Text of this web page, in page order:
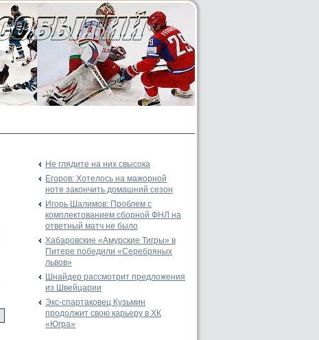
Не глядите на них свысока
Егоров: Хотелось на мажорной
ноте закончить домашний сезон
Игорь Шалимов: Проблем с
комплектованием сборной ФНЛ на
ответный матч не было
Хабаровские «Амурские Тигры» в
Питере победили «Серебряных
львов»
Шнайдер рассмотрит предложения
из Швейцарии
Экс-спартаковец Кузьмин
продолжит свою карьеру в ХК
«Югра»